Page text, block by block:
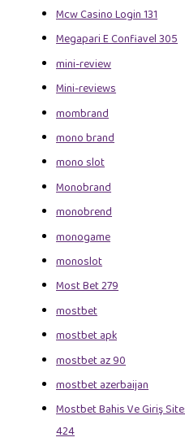
Mcw Casino Login 131
Megapari E Confiavel 305
mini-review
Mini-reviews
mombrand
mono brand
mono slot
Monobrand
monobrend
monogame
monoslot
Most Bet 279
mostbet
mostbet apk
mostbet az 90
mostbet azerbaijan
Mostbet Bahis Ve Giriş
424